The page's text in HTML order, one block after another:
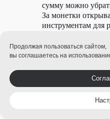
Продолжая пользоваться сайтом,
вы соглашаетесь на
сумму можно
За монетки
инструментам для
за выполнение